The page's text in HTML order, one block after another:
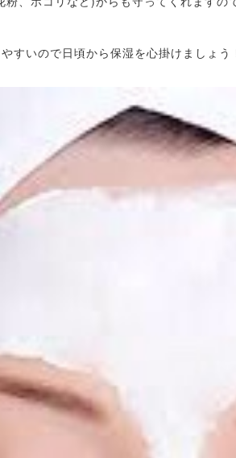
すいので日頃から保湿を心掛けましょう